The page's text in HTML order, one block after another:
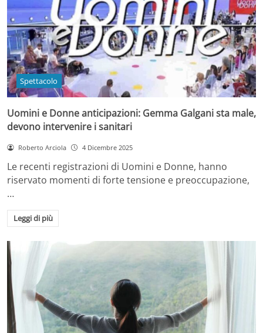
Spettacolo
Uomini e Donne anticipazioni: Gemma Galgani sta male,
devono intervenire i sanitari
Roberto Arciola 4 Dicembre 2025
Le recenti registrazioni di Uomini e Donne, hanno
riservato momenti di forte tensione e preoccupazione,
…
Leggi di più